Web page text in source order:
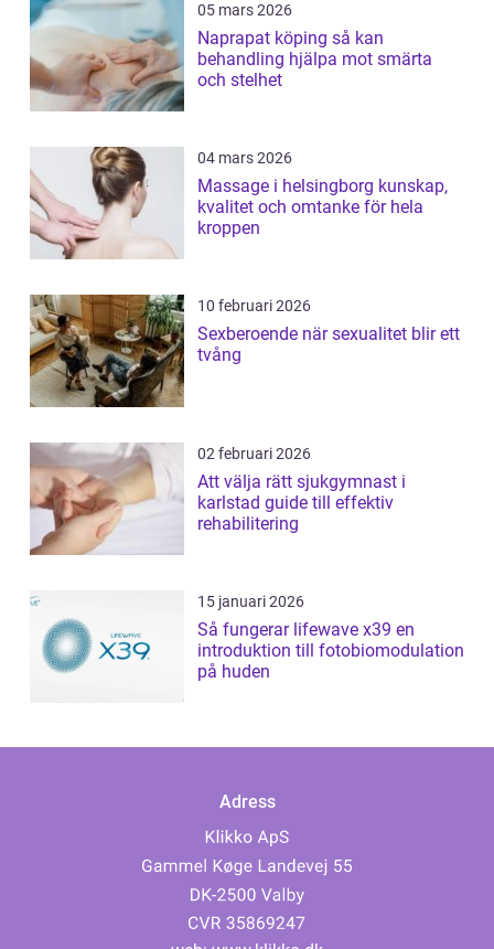
05 mars 2026
Naprapat köping så kan
behandling hjälpa mot smärta
och stelhet
04 mars 2026
Massage i helsingborg kunskap,
kvalitet och omtanke för hela
kroppen
10 februari 2026
Sexberoende när sexualitet blir ett
tvång
02 februari 2026
Att välja rätt sjukgymnast i
karlstad guide till effektiv
rehabilitering
15 januari 2026
Så fungerar lifewave x39 en
introduktion till fotobiomodulation
på huden
Adress